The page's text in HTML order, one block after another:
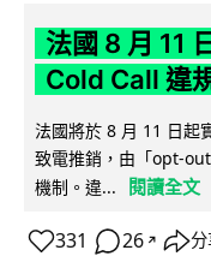
法國 8 月 11
Cold Call 違
法國將於 8 月 11 日起
致電推銷，由「opt-
機制。違...
閱讀全文
331 26 ↗